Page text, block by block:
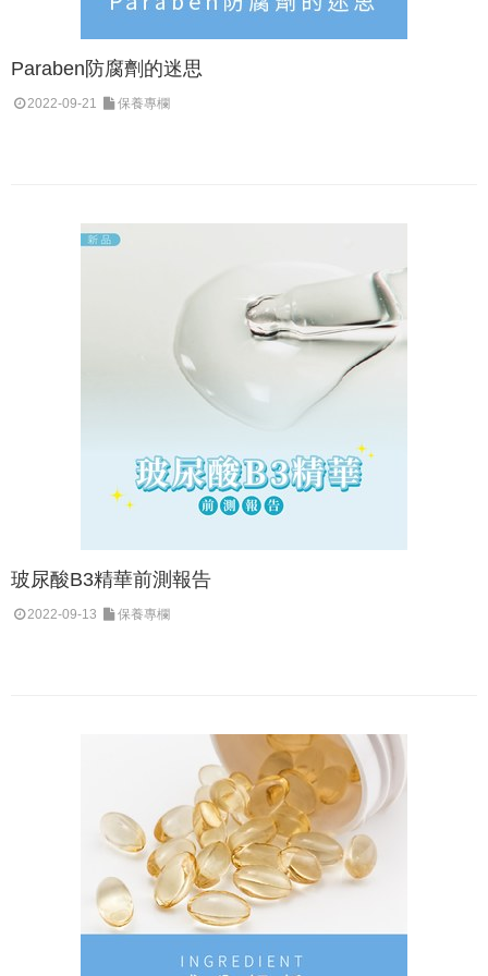
Paraben防腐劑的迷思
2022-09-21 保養專欄
玻尿酸B3精華前測報告
2022-09-13 保養專欄